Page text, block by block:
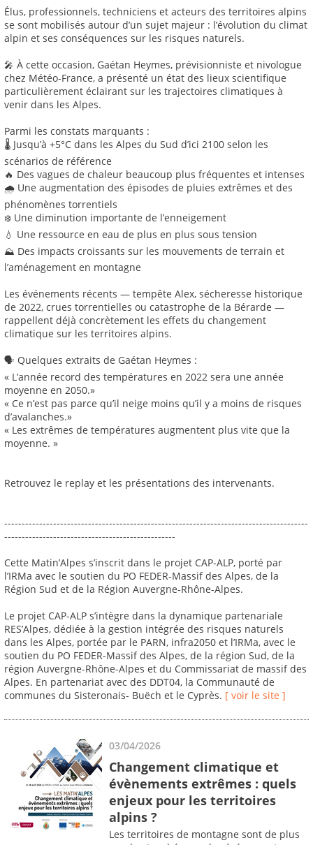
Élus, professionnels, techniciens et acteurs des territoires alpins
se sont mobilisés autour d’un sujet majeur : l’évolution du climat
alpin et ses conséquences sur les risques naturels.
🎤 À cette occasion, Gaétan Heymes, prévisionniste et nivologue
chez Météo-France, a présenté un état des lieux scientifique
particulièrement éclairant sur les trajectoires climatiques à
venir dans les Alpes.
Parmi les constats marquants :
🌡️ Jusqu’à +5°C dans les Alpes du Sud d’ici 2100 selon les
scénarios de référence
🔥 Des vagues de chaleur beaucoup plus fréquentes et intenses
🌧️ Une augmentation des épisodes de pluies extrêmes et des
phénomènes torrentiels
❄️ Une diminution importante de l’enneigement
💧 Une ressource en eau de plus en plus sous tension
⛰️ Des impacts croissants sur les mouvements de terrain et
l’aménagement en montagne
Les événements récents — tempête Alex, sécheresse historique
de 2022, crues torrentielles ou catastrophe de la Bérarde —
rappellent déjà concrètement les effets du changement
climatique sur les territoires alpins.
🗣️ Quelques extraits de Gaétan Heymes :
« L’année record des températures en 2022 sera une année
moyenne en 2050.»
« Ce n’est pas parce qu’il neige moins qu’il y a moins de risques
d’avalanches.»
« Les extrêmes de températures augmentent plus vite que la
moyenne. »
Retrouvez le replay et les présentations des intervenants.
---------------------------------------------------------------------------------------
-------------------------------------------------
Cette Matin’Alpes s’inscrit dans le projet CAP-ALP, porté par
l’IRMa avec le soutien du PO FEDER-Massif des Alpes, de la
Région Sud et de la Région Auvergne-Rhône-Alpes.
Le projet CAP-ALP s’intègre dans la dynamique partenariale
RES’Alpes, dédiée à la gestion intégrée des risques naturels
dans les Alpes, portée par le PARN, infra2050 et l’IRMa, avec le
soutien du PO FEDER-Massif des Alpes, de la région Sud, de la
région Auvergne-Rhône-Alpes et du Commissariat de massif des
Alpes. En partenariat avec des DDT04, la Communauté de
communes du Sisteronais- Buëch et le Cyprès. [ voir le site ]
03/04/2026
Changement climatique et
évènements extrêmes : quels
enjeux pour les territoires
alpins ?
Les territoires de montagne sont de plus